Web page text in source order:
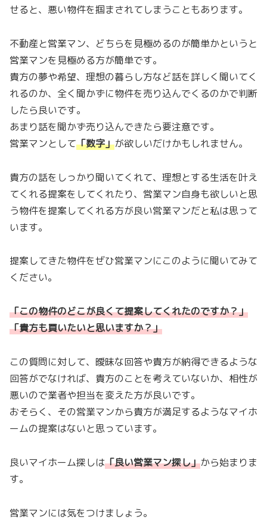
せると、悪い物件を掴まされてしまうこともあります。
不動産と営業マン、どちらを見極めるのが簡単かというと
営業マンを見極める方が簡単です。
貴方の夢や希望、理想の暮らし方など話を詳しく聞いてく
れるのか、全く聞かずに物件を売り込んでくるのかで判断
したら良いです。
あまり話を聞かず売り込んできたら要注意です。
営業マンとして「数字」が欲しいだけかもしれません。
貴方の話をしっかり聞いてくれて、理想とする生活を叶え
てくれる提案をしてくれたり、営業マン自身も欲しいと思
う物件を提案してくれる方が良い営業マンだと私は思って
います。
提案してきた物件をぜひ営業マンにこのように聞いてみて
ください。
「この物件のどこが良くて提案してくれたのですか？」
「貴方も買いたいと思いますか？」
この質問に対して、曖昧な回答や貴方が納得できるような
回答がでなければ、貴方のことを考えていないか、相性が
悪いので業者や担当を変えた方が良いです。
おそらく、その営業マンから貴方が満足するようなマイホ
ームの提案はないと思っています。
良いマイホーム探しは「良い営業マン探し」から始まりま
す。
営業マンには気をつけましょう。